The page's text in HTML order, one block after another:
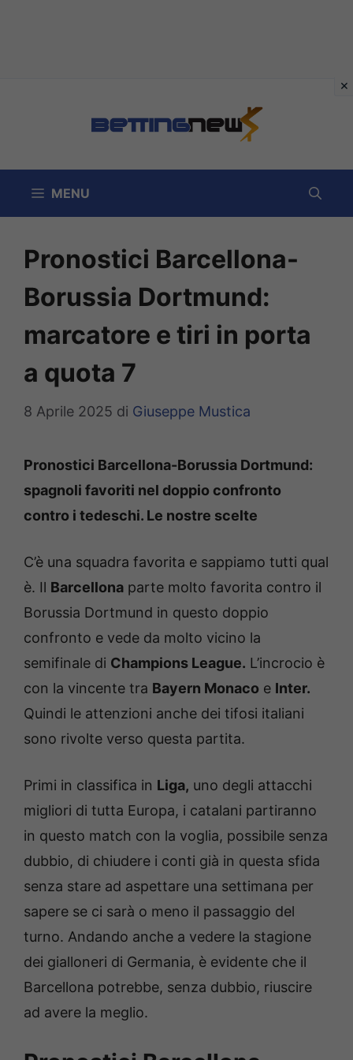
MENU
Pronostici Barcellona-
Borussia Dortmund:
marcatore e tiri in porta
a quota 7
8 Aprile 2025 di Giuseppe Mustica
Pronostici Barcellona-Borussia Dortmund:
spagnoli favoriti nel doppio confronto
contro i tedeschi. Le nostre scelte
C’è una squadra favorita e sappiamo tutti qual
è. Il Barcellona parte molto favorita contro il
Borussia Dortmund in questo doppio
confronto e vede da molto vicino la
semifinale di Champions League. L’incrocio è
con la vincente tra Bayern Monaco e Inter.
Quindi le attenzioni anche dei tifosi italiani
sono rivolte verso questa partita.
Primi in classifica in Liga, uno degli attacchi
migliori di tutta Europa, i catalani partiranno
in questo match con la voglia, possibile senza
dubbio, di chiudere i conti già in questa sfida
senza stare ad aspettare una settimana per
sapere se ci sarà o meno il passaggio del
turno. Andando anche a vedere la stagione
dei gialloneri di Germania, è evidente che il
Barcellona potrebbe, senza dubbio, riuscire
ad avere la meglio.